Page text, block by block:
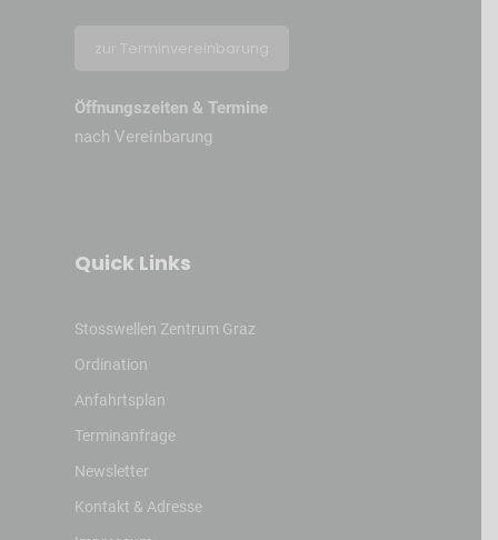
zur Terminvereinbarung
Öffnungszeiten & Termine
nach Vereinbarung
Quick Links
Stosswellen Zentrum Graz
Ordination
Anfahrtsplan
Terminanfrage
Newsletter
Kontakt & Adresse